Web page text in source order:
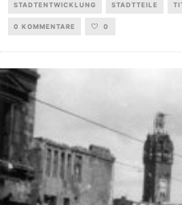
STADTENTWICKLUNG STADTTEILE
0 KOMMENTARE 0